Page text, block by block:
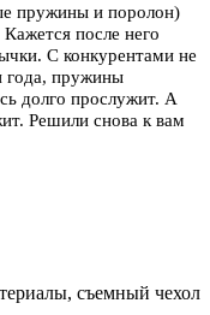
пружины и поролон)
после него
С конкурентами не
года, пружины
долго прослужит. А
Решили снова к вам
съемный чехол